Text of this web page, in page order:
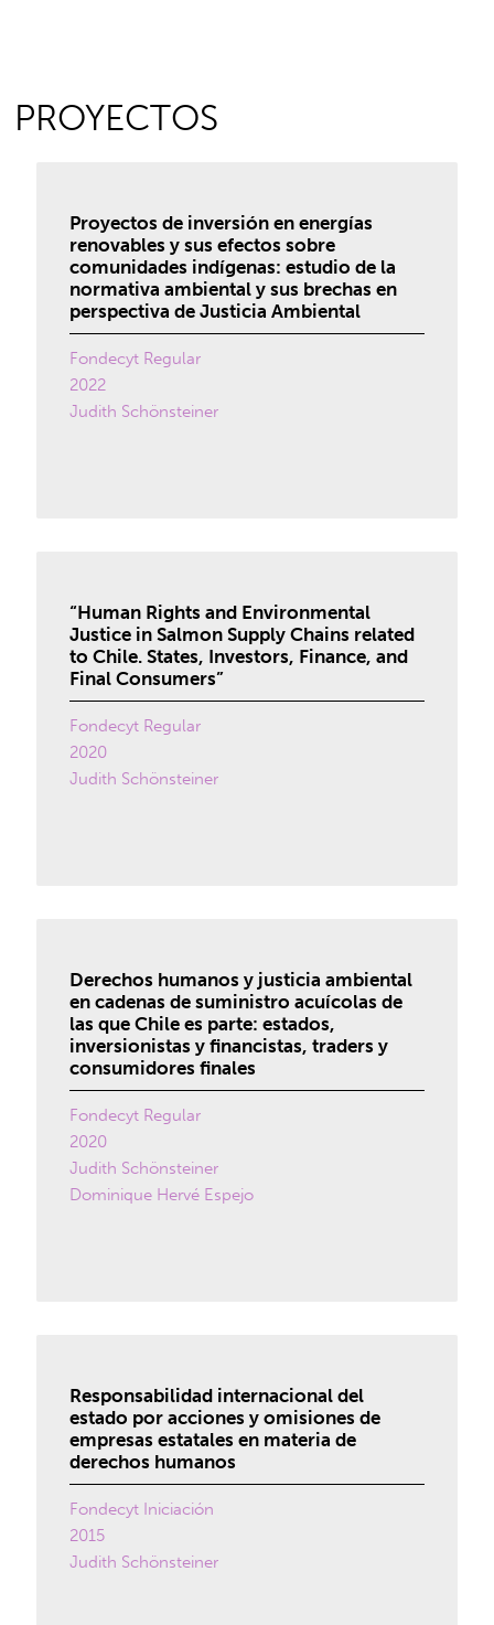
PROYECTOS
Proyectos de inversión en energías
renovables y sus efectos sobre
comunidades indígenas: estudio de la
normativa ambiental y sus brechas en
perspectiva de Justicia Ambiental
Fondecyt Regular
2022
Judith Schönsteiner
“Human Rights and Environmental
Justice in Salmon Supply Chains related
to Chile. States, Investors, Finance, and
Final Consumers”
Fondecyt Regular
2020
Judith Schönsteiner
Derechos humanos y justicia ambiental
en cadenas de suministro acuícolas de
las que Chile es parte: estados,
inversionistas y financistas, traders y
consumidores finales
Fondecyt Regular
2020
Judith Schönsteiner
Dominique Hervé Espejo
Responsabilidad internacional del
estado por acciones y omisiones de
empresas estatales en materia de
derechos humanos
Fondecyt Iniciación
2015
Judith Schönsteiner